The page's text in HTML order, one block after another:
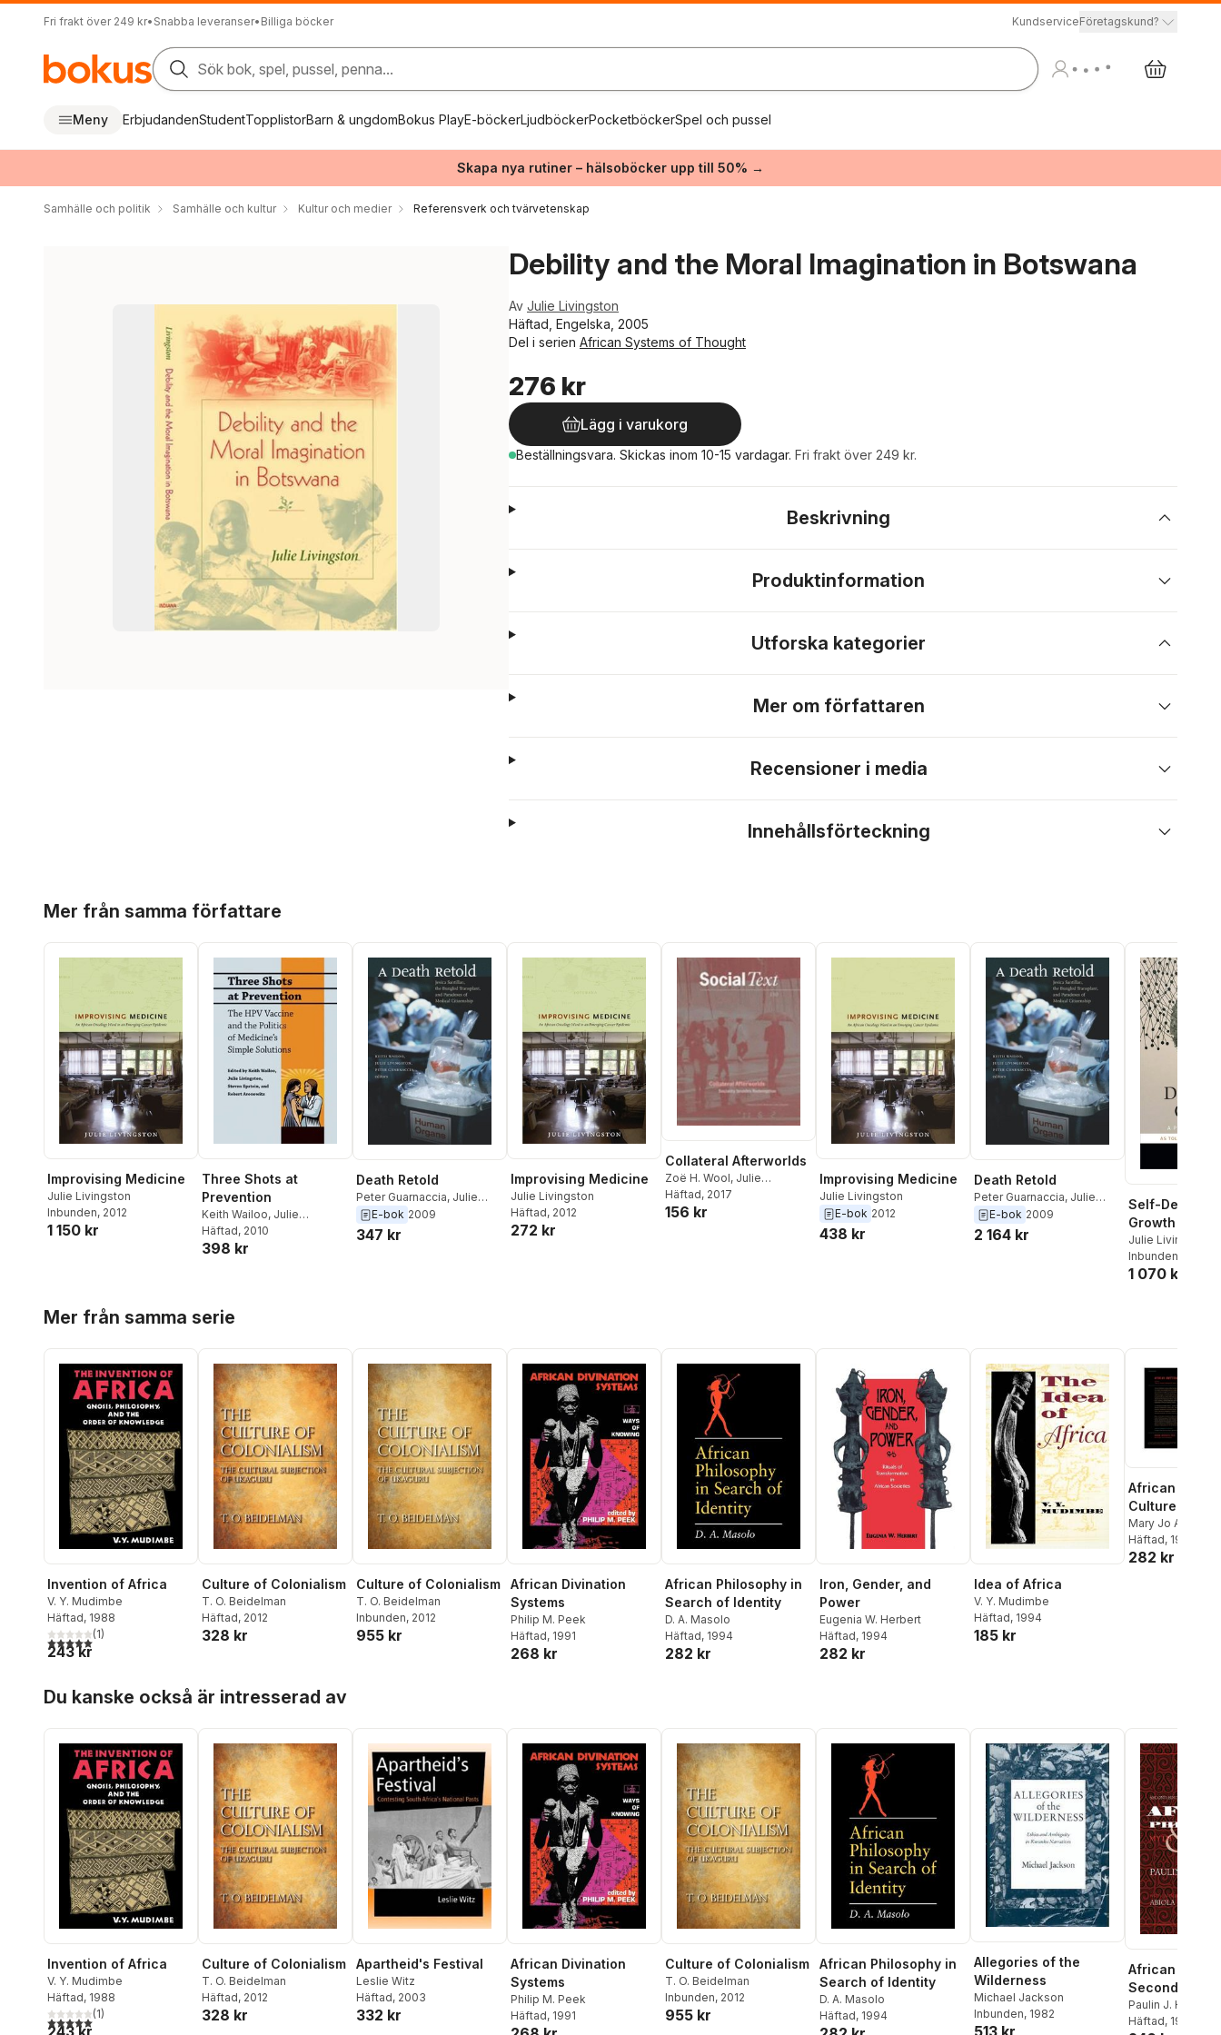
Fri frakt över 249 kr• Snabba leveranser• Billiga böcker KundserviceFöretagskund?
Sök bok, spel, pussel, penna...
Meny ErbjudandenStudentTopplistorBarn & ungdomBokus PlayE-böckerLjudböckerPocketböckerSpel och pussel
Skapa nya rutiner – hälsoböcker upp till 50% →
Samhälle och politik Samhälle och kultur Kultur och medier Referensverk och tvärvetenskap
Debility and the Moral Imagination in Botswana
Av Julie Livingston
Häftad, Engelska, 2005
Del i serien African Systems of Thought
276 kr
Lägg i varukorg
Beställningsvara. Skickas inom 10-15 vardagar. Fri frakt över 249 kr.
Beskrivning
Produktinformation
Utforska kategorier
Mer om författaren
Recensioner i media
Innehållsförteckning
Mer från samma författare
Improvising Medicine
Julie Livingston
Inbunden, 2012
1 150 kr
Three Shots at
Prevention
Keith Wailoo, Julie
Livingston,Steven Epstein
Robert Aronowitz
Häftad, 2010
398 kr
Death Retold
Peter Guarnaccia, Julie
Livingston,Keith Wailoo
E-bok 2009
347 kr
Improvising Medicine
Julie Livingston
Häftad, 2012
272 kr
Collateral Afterworlds
Zoë H. Wool, Julie
Livingston
Häftad, 2017
156 kr
Improvising Medicine
Julie Livingston
E-bok 2012
438 kr
Death Retold
Peter Guarnaccia, Julie
Livingston,Keith Wailoo
E-bok 2009
2 164 kr
Self-
Growth
Julie Livingston
Inbunden
1 070 kr
Mer från samma serie
Invention of Africa
V. Y. Mudimbe
Häftad, 1988
5,0utav 5 stjärnor. Totalt antal röster:
(1)
243 kr
Culture of Colonialism
T. O. Beidelman
Häftad, 2012
328 kr
Culture of Colonialism
T. O. Beidelman
Inbunden, 2012
955 kr
African Divination
Systems
Philip M. Peek
Häftad, 1991
268 kr
African Philosophy in
Search of Identity
D. A. Masolo
Häftad, 1994
282 kr
Iron, Gender, and
Power
Eugenia W. Herbert
Häftad, 1994
282 kr
Idea of Africa
V. Y. Mudimbe
Häftad, 1994
185 kr
African
Culture
Mary Jo Arnoldi
Häftad, 1996
282 kr
Du kanske också är intresserad av
Invention of Africa
V. Y. Mudimbe
Häftad, 1988
5,0utav 5 stjärnor. Totalt antal röster:
(1)
Culture of Colonialism
T. O. Beidelman
Häftad, 2012
328 kr
Apartheid's Festival
Leslie Witz
Häftad, 2003
332 kr
African Divination
Systems
Philip M. Peek
Häftad, 1991
Culture of Colonialism
T. O. Beidelman
Inbunden, 2012
955 kr
African Philosophy in
Search of Identity
D. A. Masolo
Häftad, 1994
Allegories of the
Wilderness
Michael Jackson
Inbunden, 1982
African
Second
Paulin J.
Häftad, 1996